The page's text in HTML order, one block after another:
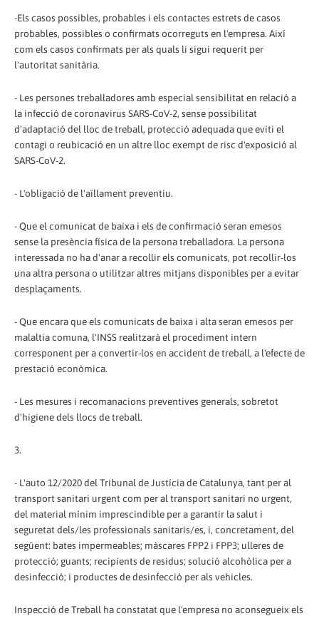
-Els casos possibles, probables i els contactes estrets de casos
probables, possibles o confirmats ocorreguts en l'empresa. Així
com els casos confirmats per als quals li sigui requerit per
l'autoritat sanitària.
- Les persones treballadores amb especial sensibilitat en relació a
la infecció de coronavirus SARS-CoV-2, sense possibilitat
d'adaptació del lloc de treball, protecció adequada que eviti el
contagi o reubicació en un altre lloc exempt de risc d'exposició al
SARS-CoV-2.
- L'obligació de l'aïllament preventiu.
- Que el comunicat de baixa i els de confirmació seran emesos
sense la presència física de la persona treballadora. La persona
interessada no ha d'anar a recollir els comunicats, pot recollir-los
una altra persona o utilitzar altres mitjans disponibles per a evitar
desplaçaments.
- Que encara que els comunicats de baixa i alta seran emesos per
malaltia comuna, l'INSS realitzarà el procediment intern
corresponent per a convertir-los en accident de treball, a l'efecte de
prestació econòmica.
- Les mesures i recomanacions preventives generals, sobretot
d'higiene dels llocs de treball.
3.
- L'auto 12/2020 del Tribunal de Justícia de Catalunya, tant per al
transport sanitari urgent com per al transport sanitari no urgent,
del material mínim imprescindible per a garantir la salut i
seguretat dels/les professionals sanitaris/es, i, concretament, del
següent: bates impermeables; màscares FPP2 i FPP3; ulleres de
protecció; guants; recipients de residus; solució alcohòlica per a
desinfecció; i productes de desinfecció per als vehicles.
Inspecció de Treball ha constatat que l'empresa no aconsegueix els